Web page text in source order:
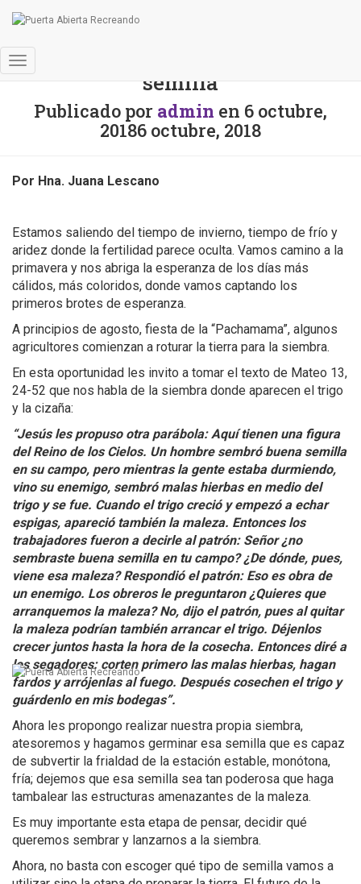
Cambiar
navegación
semilla
Publicado por admin en 6 octubre,
20186 octubre, 2018
Por Hna. Juana Lescano
Estamos saliendo del tiempo de invierno, tiempo de frío y
aridez donde la fertilidad parece oculta. Vamos camino a la
primavera y nos abriga la esperanza de los días más
cálidos, más coloridos, donde vamos captando los
primeros brotes de esperanza.
A principios de agosto, fiesta de la “Pachamama”, algunos
agricultores comienzan a roturar la tierra para la siembra.
En esta oportunidad les invito a tomar el texto de Mateo 13,
24-52 que nos habla de la siembra donde aparecen el trigo
y la cizaña:
“Jesús les propuso otra parábola: Aquí tienen una figura
del Reino de los Cielos. Un hombre sembró buena semilla
en su campo, pero mientras la gente estaba durmiendo,
vino su enemigo, sembró malas hierbas en medio del
trigo y se fue. Cuando el trigo creció y empezó a echar
espigas, apareció también la maleza. Entonces los
trabajadores fueron a decirle al patrón: Señor ¿no
sembraste buena semilla en tu campo? ¿De dónde, pues,
viene esa maleza? Respondió el patrón: Eso es obra de
un enemigo. Los obreros le preguntaron ¿Quieres que
arranquemos la maleza? No, dijo el patrón, pues al quitar
la maleza podrían también arrancar el trigo. Déjenlos
crecer juntos hasta la hora de la cosecha. Entonces diré a
los segadores: corten primero las malas hierbas, hagan
fardos y arrójenlas al fuego. Después cosechen el trigo y
guárdenlo en mis bodegas”.
Ahora les propongo realizar nuestra propia siembra,
atesoremos y hagamos germinar esa semilla que es capaz
de subvertir la frialdad de la estación estable, monótona,
fría; dejemos que esa semilla sea tan poderosa que haga
tambalear las estructuras amenazantes de la maleza.
Es muy importante esta etapa de pensar, decidir qué
queremos sembrar y lanzarnos a la siembra.
Ahora, no basta con escoger qué tipo de semilla vamos a